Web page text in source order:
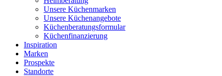
Unsere Küchenmarken
Unsere Küchenangebote
Küchenberatungsformular
Küchenfinanzierung
Inspiration
Marken
Prospekte
Standorte